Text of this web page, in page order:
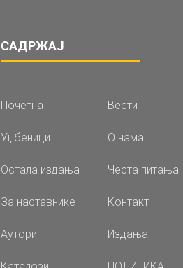
САДРЖАЈ
Почетна Вести
Уџбеници О нама
Остала издања Честа питања
За наставнике Контакт
Аутори Издања